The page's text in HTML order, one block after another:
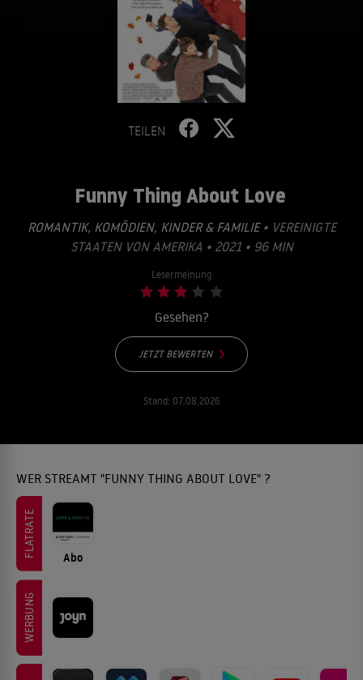
TEILEN
Funny Thing About Love
ROMANTIK, KOMÖDIEN, KINDER & FAMILIE• VEREINIGTE
STAATEN VON AMERIKA • 2021 • 96 MIN
Lesermeinung
Gesehen?
JETZT BEWERTEN
Stand: 07.08.2026
WER STREAMT "FUNNY THING ABOUT LOVE" ?
FLATRATE Abo
WERBUNG